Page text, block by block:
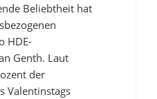
Beliebtheit hat
HDE-
Genth. Laut
der
Valentinstags